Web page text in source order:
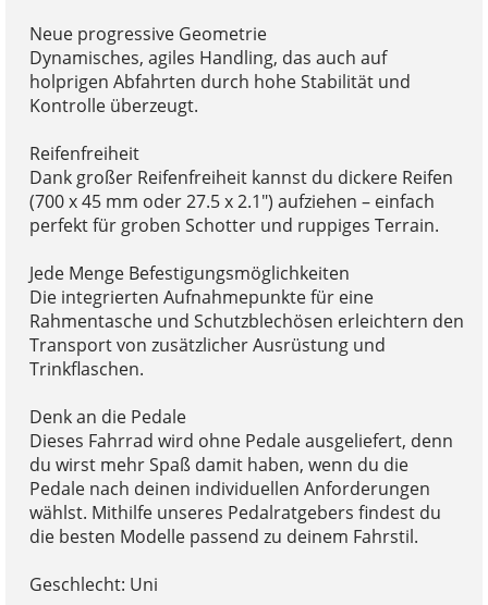
Neue progressive Geometrie
Dynamisches, agiles Handling, das auch auf
holprigen Abfahrten durch hohe Stabilität und
Kontrolle überzeugt.
Reifenfreiheit
Dank großer Reifenfreiheit kannst du dickere Reifen
(700 x 45 mm oder 27.5 x 2.1") aufziehen – einfach
perfekt für groben Schotter und ruppiges Terrain.
Jede Menge Befestigungsmöglichkeiten
Die integrierten Aufnahmepunkte für eine
Rahmentasche und Schutzblechösen erleichtern den
Transport von zusätzlicher Ausrüstung und
Trinkflaschen.
Denk an die Pedale
Dieses Fahrrad wird ohne Pedale ausgeliefert, denn
du wirst mehr Spaß damit haben, wenn du die
Pedale nach deinen individuellen Anforderungen
wählst. Mithilfe unseres Pedalratgebers findest du
die besten Modelle passend zu deinem Fahrstil.
Geschlecht: Uni